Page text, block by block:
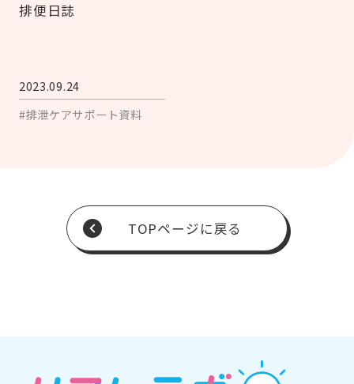
排便日誌
2023.09.24
#排泄ケアサポート資料
TOPページに戻る